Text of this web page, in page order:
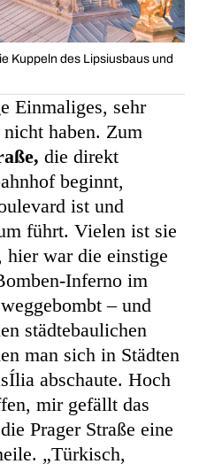
Kuppeln des Lipsiusbaus und
Einmaliges, sehr
haben. Zum
die direkt
beginnt,
ist und
führt. Vielen ist sie
war die einstige
Inferno im
– und
städtebaulichen
man sich in Städten
abschaute. Hoch
mir gefällt das
Prager Straße eine
„Türkisch,